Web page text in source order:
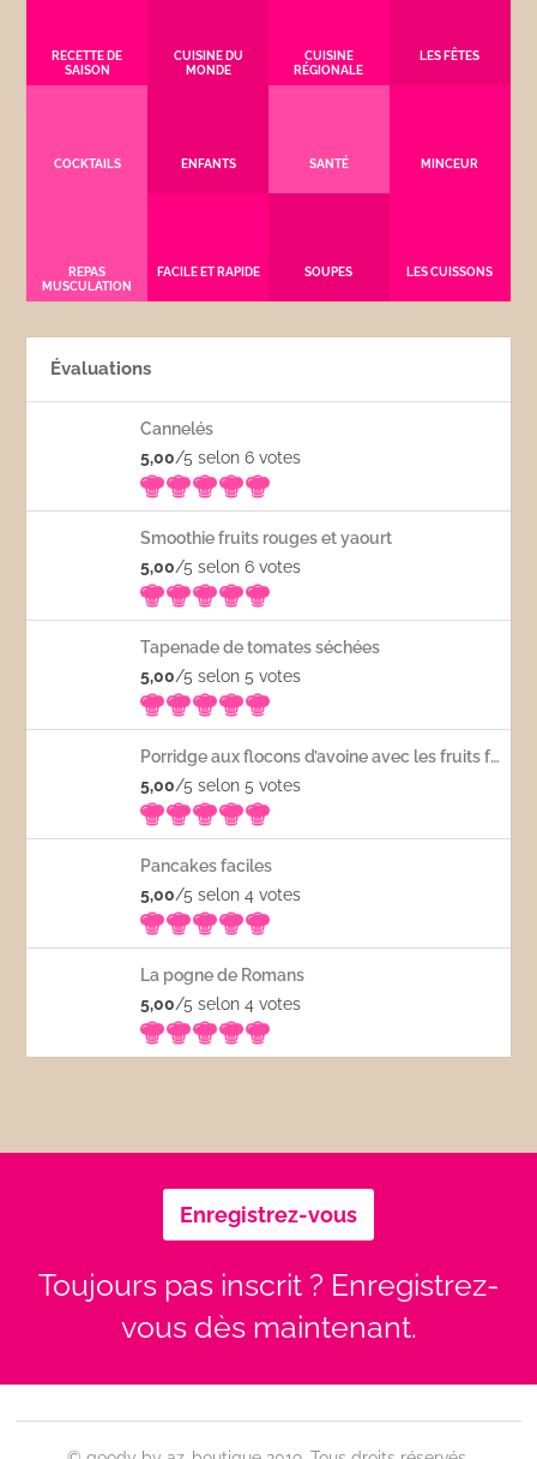
RECETTE DE
SAISON
CUISINE DU
MONDE
CUISINE
RÉGIONALE
LES FÊTES
COCKTAILS ENFANTS SANTÉ MINCEUR
REPAS
MUSCULATION
FACILE ET RAPIDE SOUPES LES CUISSONS
Évaluations
Cannelés
5,00/5 selon 6votes
Smoothie fruits rouges et yaourt
5,00/5 selon 6votes
Tapenade de tomates séchées
5,00/5 selon 5votes
Porridge aux flocons d’avoine avec les fruits frais
5,00/5 selon 5votes
Pancakes faciles
5,00/5 selon 4votes
La pogne de Romans
5,00/5 selon 4votes
Enregistrez-vous
Toujours pas inscrit ? Enregistrez-
vous dès maintenant.